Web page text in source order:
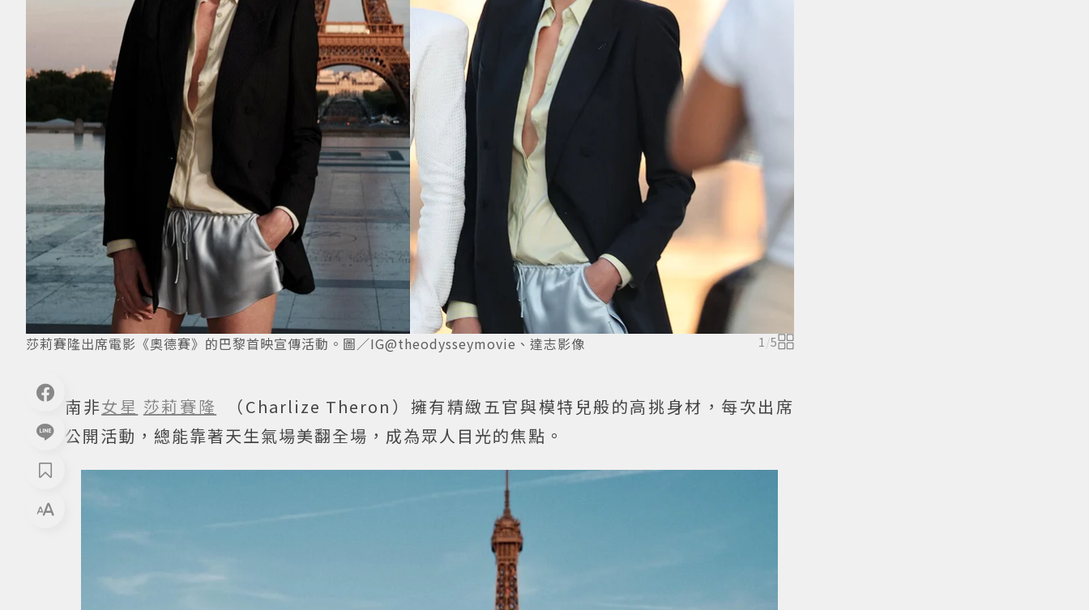
莎莉賽隆出席電影《奧德賽》的巴黎首映宣傳活動。圖／IG@theodysseymovie、達志影像 1 /5
南非女星 莎莉賽隆
（Charlize Theron）擁有精緻五官與模特兒般的高挑身材，每次出席
公開活動，總能靠著天生氣場美翻全場，成為眾人目光的焦點。